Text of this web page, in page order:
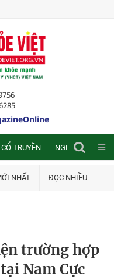
TRUYỀN NGHIÊN CỨU
NHẤT ĐỌC NHIỀU
trường hợp
Nam Cực